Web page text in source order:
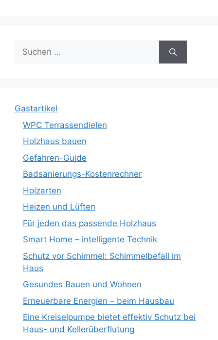
Suche
nach:
Gastartikel
WPC Terrassendielen
Holzhaus bauen
Gefahren-Guide
Badsanierungs-Kostenrechner
Holzarten
Heizen und Lüften
Für jeden das passende Holzhaus
Smart Home – intelligente Technik
Schutz vor Schimmel: Schimmelbefall im
Haus
Gesundes Bauen und Wohnen
Erneuerbare Energien – beim Hausbau
Eine Kreiselpumpe bietet effektiv Schutz bei
Haus- und Kellerüberflutung